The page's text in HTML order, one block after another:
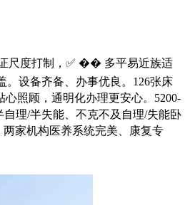
尺度打制，✅ �� 多平易近族适
设备齐备、办事优良。126张床
照顾，通明化办理更安心。5200-
理/半失能、不克不及自理/失能卧
家机构医养系统完美、康复专